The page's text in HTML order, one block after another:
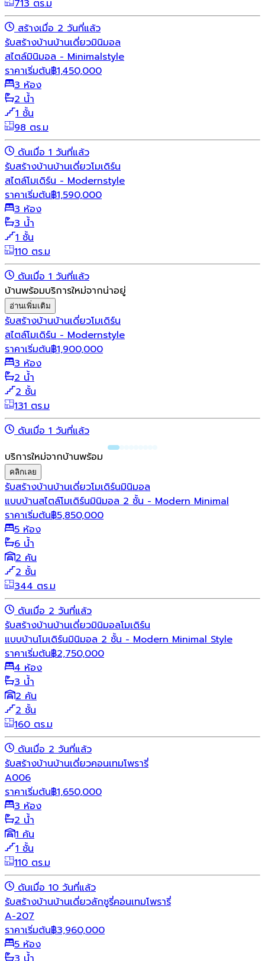
713 ตร.ม
สร้างเมื่อ 2 วันที่แล้ว
รับสร้างบ้านบ้านเดี่ยวมินิมอล
สไตล์มินิมอล - Minimalstyle
ราคาเริ่มต้น฿1,450,000
3 ห้อง
2 น้ำ
1 ชั้น
98 ตร.ม
ดันเมื่อ 1 วันที่แล้ว
รับสร้างบ้านบ้านเดี่ยวโมเดิร์น
สไตล์โมเดิร์น - Modernstyle
ราคาเริ่มต้น฿1,590,000
3 ห้อง
3 น้ำ
1 ชั้น
110 ตร.ม
ดันเมื่อ 1 วันที่แล้ว
บ้านพร้อมบริการใหม่จากน่าอยู่
อ่านเพิ่มเติม
รับสร้างบ้านบ้านเดี่ยวโมเดิร์น
สไตล์โมเดิร์น - Modernstyle
ราคาเริ่มต้น฿1,900,000
3 ห้อง
2 น้ำ
2 ชั้น
131 ตร.ม
ดันเมื่อ 1 วันที่แล้ว
บริการใหม่จากบ้านพร้อม
คลิกเลย
รับสร้างบ้านบ้านเดี่ยวโมเดิร์นมินิมอล
แบบบ้านสไตล์โมเดิร์นมินิมอล 2 ชั้น - Modern Minimal
ราคาเริ่มต้น฿5,850,000
5 ห้อง
6 น้ำ
2 คัน
2 ชั้น
344 ตร.ม
ดันเมื่อ 2 วันที่แล้ว
รับสร้างบ้านบ้านเดี่ยวมินิมอลโมเดิร์น
แบบบ้านโมเดิร์นมินิมอล 2 ชั้น - Modern Minimal Style
ราคาเริ่มต้น฿2,750,000
4 ห้อง
3 น้ำ
2 คัน
2 ชั้น
160 ตร.ม
ดันเมื่อ 2 วันที่แล้ว
รับสร้างบ้านบ้านเดี่ยวคอนเทมโพรารี่
A006
ราคาเริ่มต้น฿1,650,000
3 ห้อง
2 น้ำ
1 คัน
1 ชั้น
110 ตร.ม
ดันเมื่อ 10 วันที่แล้ว
รับสร้างบ้านบ้านเดี่ยวลักชูรี่คอนเทมโพรารี่
A-207
ราคาเริ่มต้น฿3,960,000
5 ห้อง